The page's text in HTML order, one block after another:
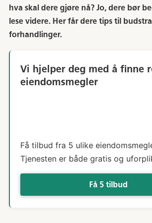
hva skal dere gjøre nå? Jo, dere bør
lese videre. Her får dere tips til
forhandlinger.
Vi hjelper deg med å finne
eiendomsmegler
Få tilbud fra 5 ulike
Tjenesten er både gratis og
Få 5 tilbud